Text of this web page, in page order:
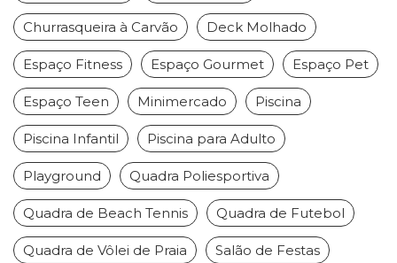
Churrasqueira à Carvão Deck Molhado
Espaço Fitness Espaço Gourmet Espaço Pet
Espaço Teen Minimercado Piscina
Piscina Infantil Piscina para Adulto
Playground Quadra Poliesportiva
Quadra de Beach Tennis Quadra de Futebol
Quadra de Vôlei de Praia Salão de Festas